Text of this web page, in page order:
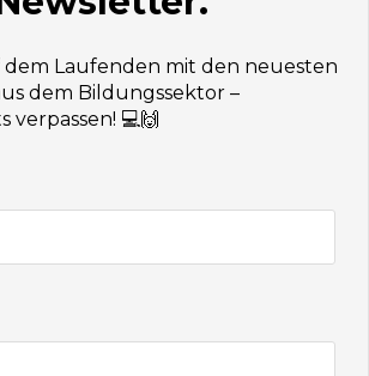
dem Laufenden mit den neuesten
dem Bildungssektor –
verpassen! 💻🙌